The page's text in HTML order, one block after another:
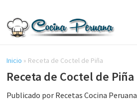
contenido
lateral
principal
Cocina
Peruana,
Recetas
de
Inicio » Receta de Coctel de Piña
Receta de Coctel de Piña
Publicado por Recetas Cocina Peruana